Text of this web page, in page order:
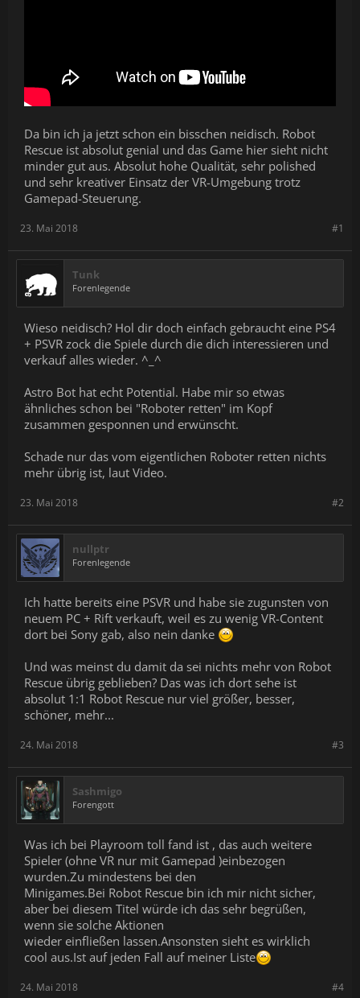
Da bin ich ja jetzt schon ein bisschen neidisch. Robot
Rescue ist absolut genial und das Game hier sieht nicht
minder gut aus. Absolut hohe Qualität, sehr polished
und sehr kreativer Einsatz der VR-Umgebung trotz
Gamepad-Steuerung.
#1
23. Mai 2018
Tunk
Forenlegende
Wieso neidisch? Hol dir doch einfach gebraucht eine PS4
+ PSVR zock die Spiele durch die dich interessieren und
verkauf alles wieder. ^_^
Astro Bot hat echt Potential. Habe mir so etwas
ähnliches schon bei "Roboter retten" im Kopf
zusammen gesponnen und erwünscht.
Schade nur das vom eigentlichen Roboter retten nichts
mehr übrig ist, laut Video.
#2
23. Mai 2018
nullptr
Forenlegende
Ich hatte bereits eine PSVR und habe sie zugunsten von
neuem PC + Rift verkauft, weil es zu wenig VR-Content
dort bei Sony gab, also nein danke
Und was meinst du damit da sei nichts mehr von Robot
Rescue übrig geblieben? Das was ich dort sehe ist
absolut 1:1 Robot Rescue nur viel größer, besser,
schöner, mehr...
#3
24. Mai 2018
Sashmigo
Forengott
Was ich bei Playroom toll fand ist , das auch weitere
Spieler (ohne VR nur mit Gamepad )einbezogen
wurden.Zu mindestens bei den
Minigames.Bei Robot Rescue bin ich mir nicht sicher,
aber bei diesem Titel würde ich das sehr begrüßen,
wenn sie solche Aktionen
wieder einfließen lassen.Ansonsten sieht es wirklich
cool aus.Ist auf jeden Fall auf meiner Liste
#4
24. Mai 2018